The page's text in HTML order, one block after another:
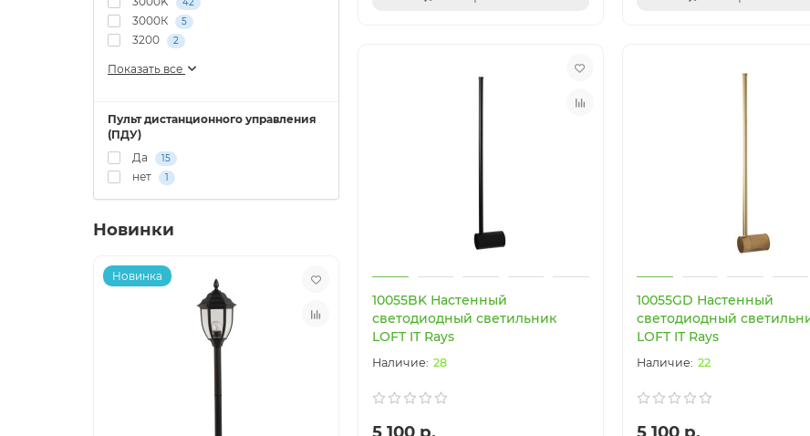
3000К 5
3200 2
Показать все
Пульт дистанционного управления
(ПДУ)
Да
15
нет 1
Новинки
Новинка Новинка Новинка
10055BK Настенный
светодиодный светильник
LOFT IT Rays
28
10055GD Настенный
светодиодный
LOFT IT Rays
22